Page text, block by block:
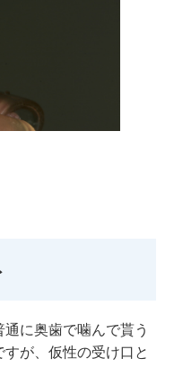
に奥歯で噛んで貰う
が、仮性の受け口と